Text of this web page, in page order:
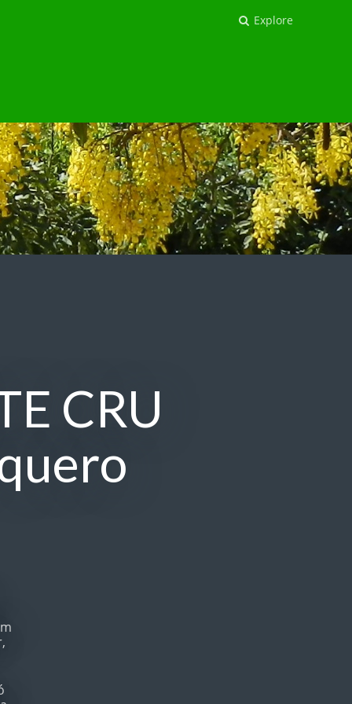
Explore
CRU